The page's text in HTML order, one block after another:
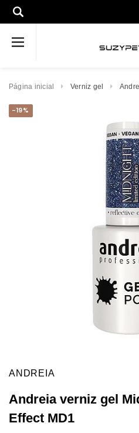
Página inicial Verniz gel
-19%
ANDREIA
Andreia verniz gel
Effect MD1